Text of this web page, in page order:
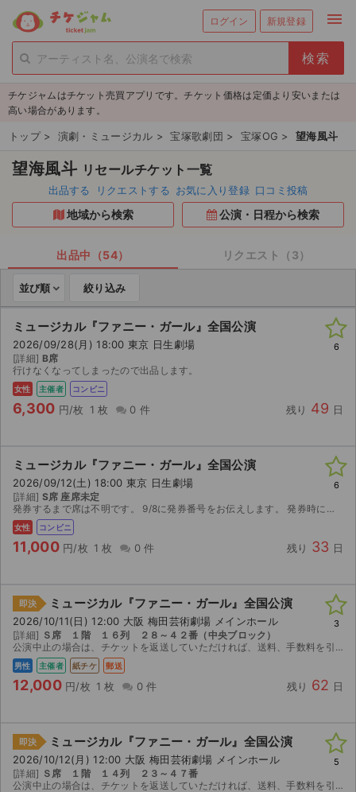
ログイン 新規登録 menu
person_add 新規会員登録
チケットを探す
新着チケット
値下げしたチケット
都道府県からチケットを探す
チケットのリクエスト一覧
ライブ・コンサート（国内）
ライブ・コンサート（海外）
イベント
演劇・ミュージカル
ご利用ガイド
手数料・お支払い方法
AIに質問する
よくある質問
チケジャムはチケット売買アプリです。チケット価格は定価より安いまたは
高い場合があります。
トップ > 演劇・ミュージカル > 宝塚歌劇団 > 宝塚OG > 望海風斗
望海風斗 リセールチケット一覧
出品する リクエストする お気に入り登録 口コミ投稿
地域から検索 公演・日程から検索
出品中（54） リクエスト（3）
並び順 絞り込み
ミュージカル『ファニー・ガール』全国公演
2026/09/28(月) 18:00 東京 日生劇場
[詳細] B席
行けなくなってしまったので出品します。
女性 主催者 コンビニ
6,300 円/枚 1 枚 0 件 残り 49 日
6
ミュージカル『ファニー・ガール』全国公演
2026/09/12(土) 18:00 東京 日生劇場
[詳細] S席 座席未定
発券するまで席は不明です。 9/8に発券番号をお伝えします。 発券時に別途発券手数料110円をお支払いください。
女性 コンビニ
11,000 円/枚 1 枚 0 件 残り 33 日
6
即決 ミュージカル『ファニー・ガール』全国公演
2026/10/11(日) 12:00 大阪 梅田芸術劇場 メインホール
[詳細] Ｓ席 １階 １６列 ２８～４２番（中央ブロック）
公演中止の場合は、チケットを返送していただければ、送料、手数料を引いて返金させていただきます。
男性 主催者 紙チケ 郵送
12,000 円/枚 1 枚 0 件 残り 62 日
3
即決 ミュージカル『ファニー・ガール』全国公演
2026/10/12(月) 12:00 大阪 梅田芸術劇場 メインホール
[詳細] Ｓ席 １階 １４列 ２３～４７番
公演中止の場合は、チケットを返送していただければ、送料、手数料を引いて返金させていただきます。
5